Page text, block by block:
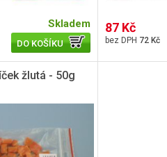
Skladem
DO KOŠÍKU
87 Kč
72 Kč
žlutá - 50g